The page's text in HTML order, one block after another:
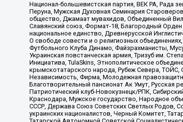
Национал-большевистская партия, ВЕК РА, Рада
Перуна, Мужская Духовная Семинария
общество, Джамаат мувахидов, Объединенный
Славянский союз, Формат-18, Благородный
национальное единство, Древнерусской
О свободе совести и о религиозных
Футбольного Клуба Динамо, Файзрахманисты,
Украинская повстанческая армия, Тризуб им.
Инициатива, TulaSkins, Этнополитическое
крымскотатарского народа, Рубеж Севера,
Независимость, Фирма, Молодежная
Благотворительный пансионат Ак Умут, Русская
Патриотический клуб-Новокузнецк/РПК,
Краснодара, Мужское государство, Народное
СССР, Держава Союз Советских Светлых Родов,
украинских националистов, Черный Комитет,